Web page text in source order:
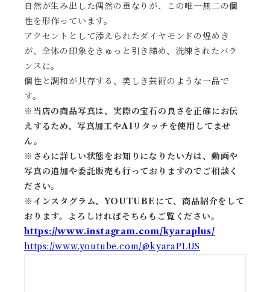
自然が生み出した偶然の重なりが、この唯一無二の個
性を形作っています。
アクセントとして添えられたダイヤモンドの煌めき
が、全体の印象をきゅっと引き締め、洗練されたバラ
ンスに。
個性と調和が共存する、美しき芸術のような一品で
す。
※当店の商品写真は、実際の宝石の良さを正確にお伝
えするため、写真加工やAIリタッチを使用してませ
ん。
※ さらに詳しい状態をお知りになりたい方は、動画や
写真の追加や委託販売も行っておりますのでご相談く
ださい。
※ インスタグラム、YOUTUBEにて、商品紹介をして
おります。よろしければそちらもご覧ください。
https://www.instagram.com/kyaraplus/
https://www.youtube.com/@kyaraPLUS